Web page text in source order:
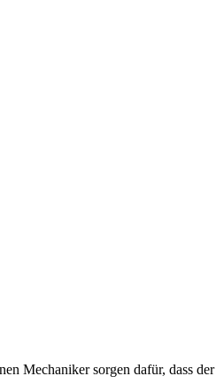
Mechaniker sorgen dafür, dass der